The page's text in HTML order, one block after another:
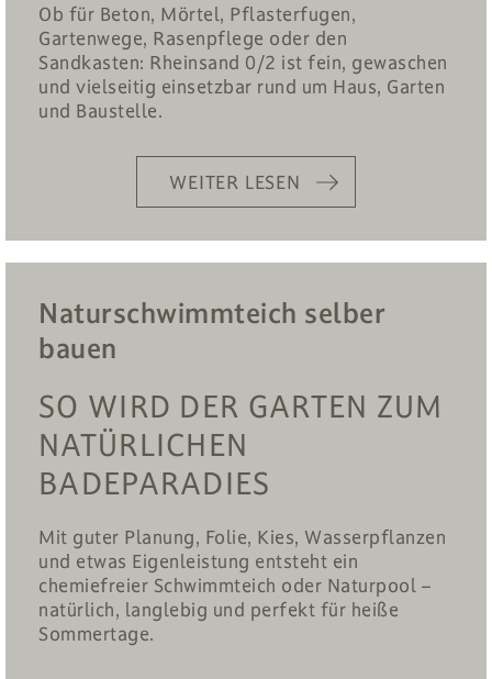
Ob für Beton, Mörtel, Pflasterfugen,
Gartenwege, Rasenpflege oder den
Sandkasten: Rheinsand 0/2 ist fein, gewaschen
und vielseitig einsetzbar rund um Haus, Garten
und Baustelle.
WEITER LESEN
Naturschwimmteich selber
bauen
SO WIRD DER GARTEN ZUM
NATÜRLICHEN
BADEPARADIES
Mit guter Planung, Folie, Kies, Wasserpflanzen
und etwas Eigenleistung entsteht ein
chemiefreier Schwimmteich oder Naturpool –
natürlich, langlebig und perfekt für heiße
Sommertage.